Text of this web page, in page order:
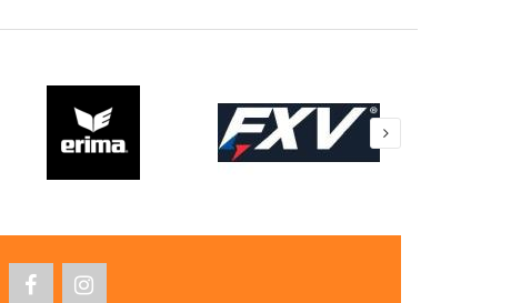
26,00 €